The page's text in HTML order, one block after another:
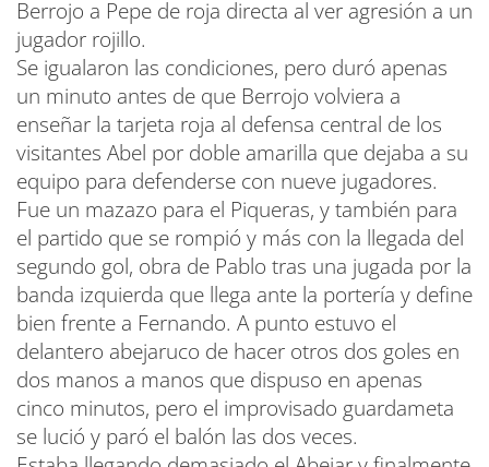
Berrojo a Pepe de roja directa al ver agresión a un
jugador rojillo.
Se igualaron las condiciones, pero duró apenas
un minuto antes de que Berrojo volviera a
enseñar la tarjeta roja al defensa central de los
visitantes Abel por doble amarilla que dejaba a su
equipo para defenderse con nueve jugadores.
Fue un mazazo para el Piqueras, y también para
el partido que se rompió y más con la llegada del
segundo gol, obra de Pablo tras una jugada por la
banda izquierda que llega ante la portería y define
bien frente a Fernando. A punto estuvo el
delantero abejaruco de hacer otros dos goles en
dos manos a manos que dispuso en apenas
cinco minutos, pero el improvisado guardameta
se lució y paró el balón las dos veces.